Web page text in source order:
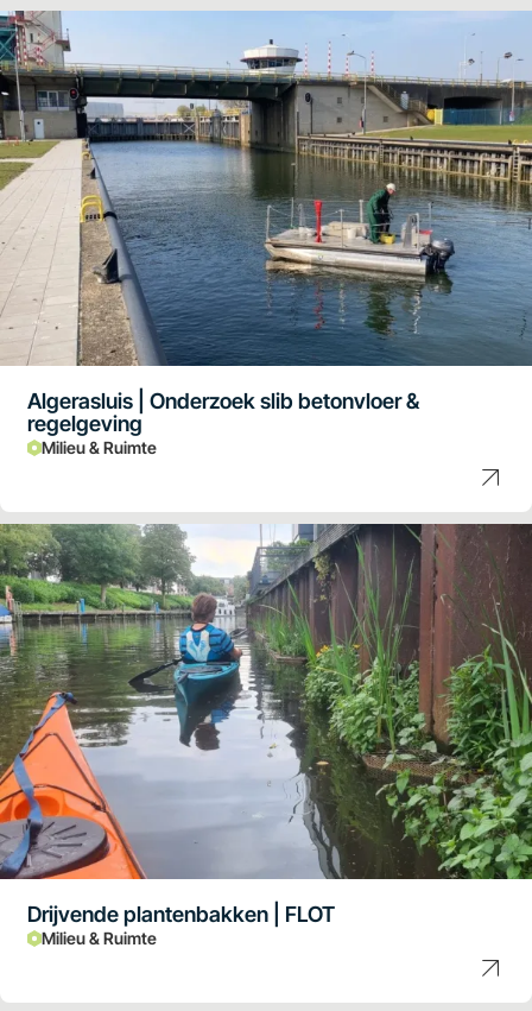
Algerasluis | Onderzoek slib betonvloer &
regelgeving
Milieu & Ruimte
Drijvende plantenbakken | FLOT
Milieu & Ruimte